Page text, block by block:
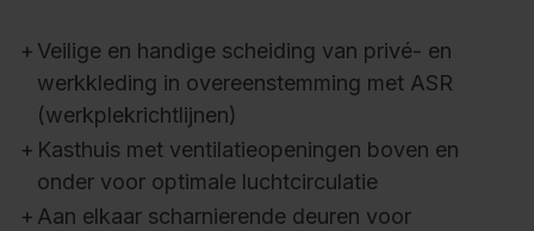
+ Veilige en handige scheiding van privé- en
werkkleding in overeenstemming met ASR
(werkplekrichtlijnen)
+ Kasthuis met ventilatieopeningen boven en
onder voor optimale luchtcirculatie
+ Aan elkaar scharnierende deuren voor